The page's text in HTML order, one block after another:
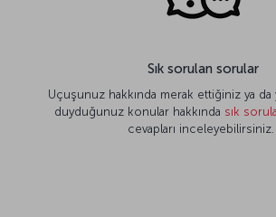
Sık sorulan sorular
Uçuşunuz hakkında merak ettiğiniz ya da
duyduğunuz konular hakkında sık
cevapları inceleyebilirsiniz.